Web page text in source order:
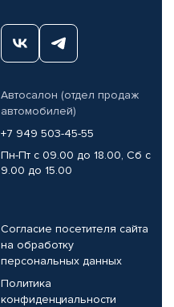
Автосалон (отдел продаж
автомобилей)
+7 949 503-45-55
Пн-Пт с 09.00 до 18.00, Сб с
9.00 до 15.00
Согласие посетителя сайта
на обработку
персональных данных
Политика
конфиденциальности